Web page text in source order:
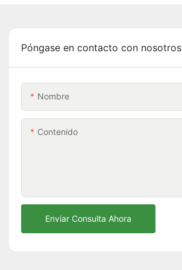
Póngase en contacto con nosotros
Nombre
Contenido
Enviar Consulta Ahora